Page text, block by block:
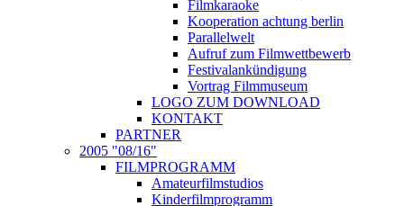
Filmkaraoke
Kooperation achtung berlin
Parallelwelt
Aufruf zum Filmwettbewerb
Festivalankündigung
Vortrag Filmmuseum
LOGO ZUM DOWNLOAD
KONTAKT
PARTNER
2005 "08/16"
FILMPROGRAMM
Amateurfilmstudios
Kinderfilmprogramm